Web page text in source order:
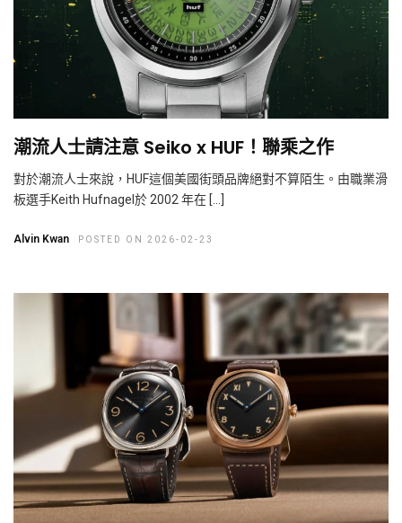
潮流人士請注意 Seiko x HUF！聯乘之作
對於潮流人士來說，HUF這個美國街頭品牌絕對不算陌生。由職業滑
板選手Keith Hufnagel於 2002 年在 […]
Alvin Kwan POSTED ON 2026-02-23